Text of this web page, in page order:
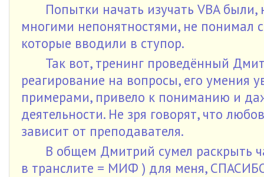
Попытки начать изучать VBA были,
многими непонятностями, не понимал
которые вводили в ступор.
Так вот, тренинг проведённый
реагирование на вопросы, его умения
примерами, привело к пониманию и
деятельности. Не зря говорят, что
зависит от преподавателя.
В общем Дмитрий сумел раскрыть
в транслите = МИФ ) для меня,